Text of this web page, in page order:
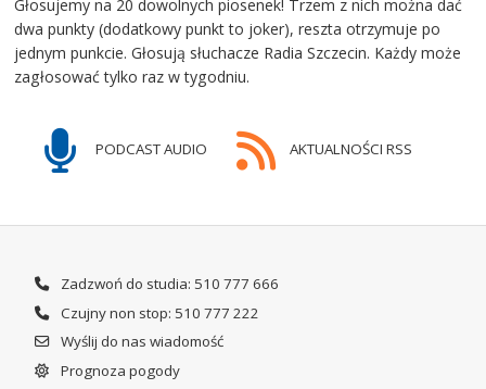
Głosujemy na 20 dowolnych piosenek! Trzem z nich można dać
dwa punkty (dodatkowy punkt to joker), reszta otrzymuje po
jednym punkcie. Głosują słuchacze Radia Szczecin. Każdy może
zagłosować tylko raz w tygodniu.
PODCAST AUDIO AKTUALNOŚCI RSS
Zadzwoń do studia: 510 777 666
Czujny non stop: 510 777 222
Wyślij do nas wiadomość
Prognoza pogody